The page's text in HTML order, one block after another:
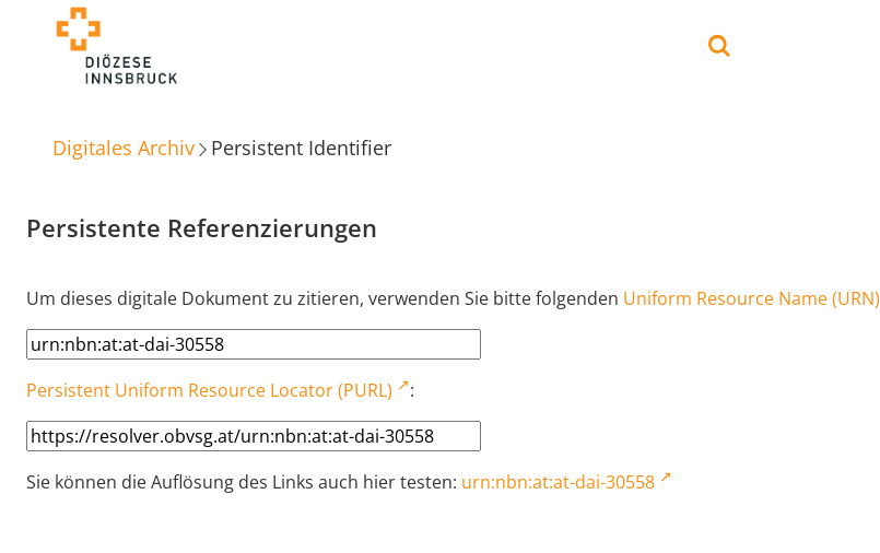
Digitales Archiv Persistent Identifier
Persistente Referenzierungen
Um dieses digitale Dokument zu zitieren, verwenden Sie bitte folgenden Uniform Resource Name (URN)
Persistent Uniform Resource Locator (PURL) :
Sie können die Auflösung des Links auch hier testen: urn:nbn:at:at-dai-30558